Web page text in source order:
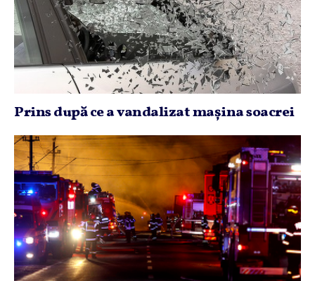
Prins după ce a vandalizat maşina soacrei